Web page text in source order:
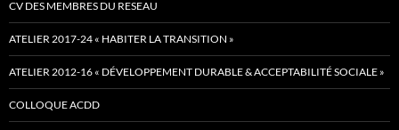
CV DES MEMBRES DU RESEAU
ATELIER 2017-24 « HABITER LA TRANSITION »
ATELIER 2012-16 « DÉVELOPPEMENT DURABLE & ACCEPTABILITÉ SOCIALE »
COLLOQUE ACDD